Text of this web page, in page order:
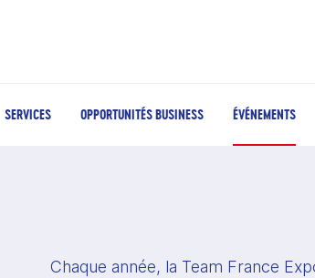
SERVICES OPPORTUNITÉS BUSINESS ÉVÉNEMENTS
Chaque année, la Team France